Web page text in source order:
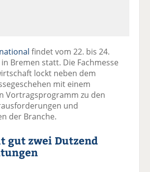
findet vom 22. bis 24.
Bremen statt. Die Fachmesse
lockt neben dem
mit einem
Vortragsprogramm zu den
und
der Branche.
gut zwei Dutzend